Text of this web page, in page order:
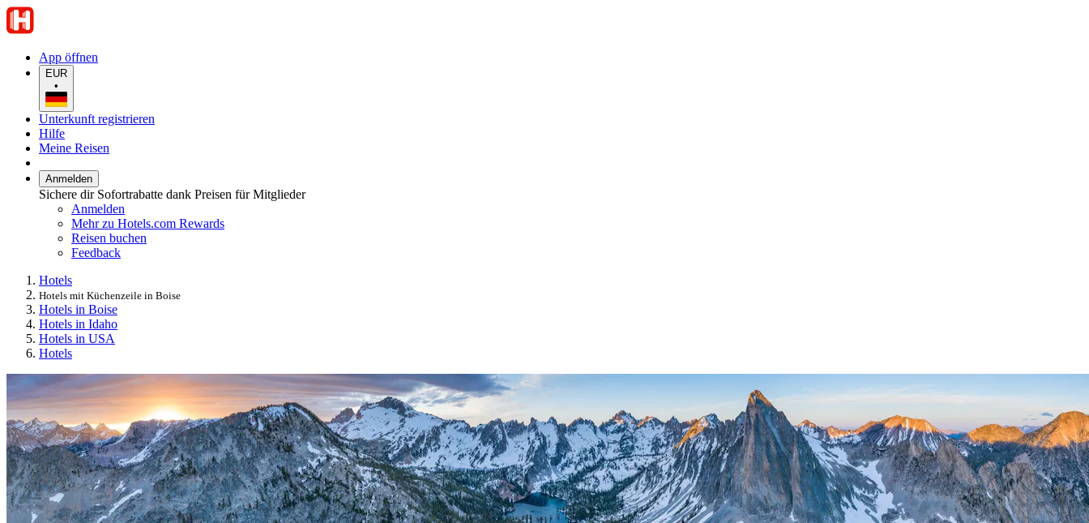
App öffnen
EUR
•
Unterkunft registrieren
Hilfe
Meine Reisen
Anmelden
Sichere dir Sofortrabatte dank Preisen für Mitglieder
Anmelden
Mehr zu Hotels.com Rewards
Reisen buchen
Feedback
Hotels
Hotels mit Küchenzeile in Boise
Hotels in Boise
Hotels in Idaho
Hotels in USA
Hotels